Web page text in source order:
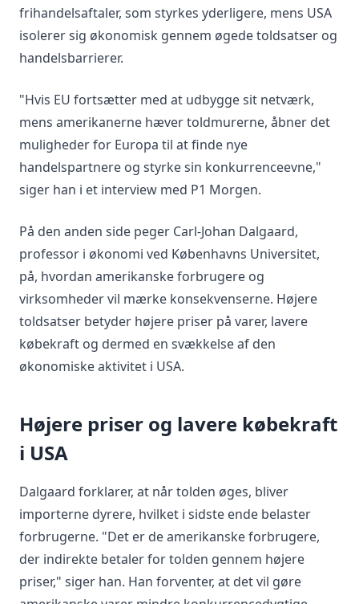
frihandelsaftaler, som styrkes yderligere, mens USA
isolerer sig økonomisk gennem øgede toldsatser og
handelsbarrierer.
"Hvis EU fortsætter med at udbygge sit netværk,
mens amerikanerne hæver toldmurerne, åbner det
muligheder for Europa til at finde nye
handelspartnere og styrke sin konkurrenceevne,"
siger han i et interview med P1 Morgen.
På den anden side peger Carl-Johan Dalgaard,
professor i økonomi ved Københavns Universitet,
på, hvordan amerikanske forbrugere og
virksomheder vil mærke konsekvenserne. Højere
toldsatser betyder højere priser på varer, lavere
købekraft og dermed en svækkelse af den
økonomiske aktivitet i USA.
Højere priser og lavere købekraft
i USA
Dalgaard forklarer, at når tolden øges, bliver
importerne dyrere, hvilket i sidste ende belaster
forbrugerne. "Det er de amerikanske forbrugere,
der indirekte betaler for tolden gennem højere
priser," siger han. Han forventer, at det vil gøre